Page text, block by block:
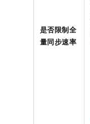
是否限制全
量同步速率